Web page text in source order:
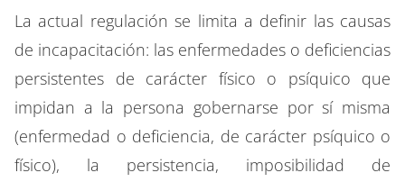
La actual regulación se limita a definir las causas
de incapacitación: las enfermedades o deficiencias
persistentes de carácter físico o psíquico que
impidan a la persona gobernarse por sí misma
(enfermedad o deficiencia, de carácter psíquico o
físico), la persistencia, imposibilidad de